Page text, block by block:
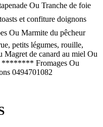
Ou Tranche de foie
et confiture doignons
Ou Marmite du pêcheur
petits légumes, rouille,
Magret de canard au miel Ou
******** Fromages Ou
0494701082